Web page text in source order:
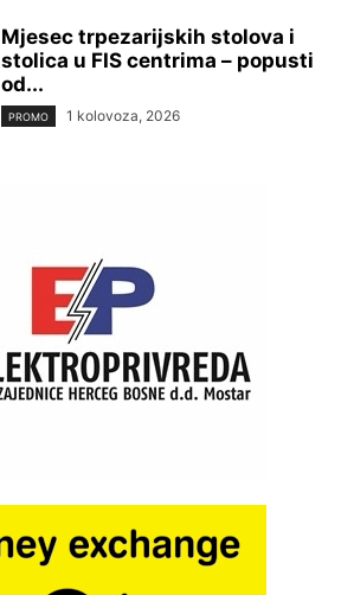
Mjesec trpezarijskih stolova i
stolica u FIS centrima – popusti
od...
PROMO 1 kolovoza, 2026